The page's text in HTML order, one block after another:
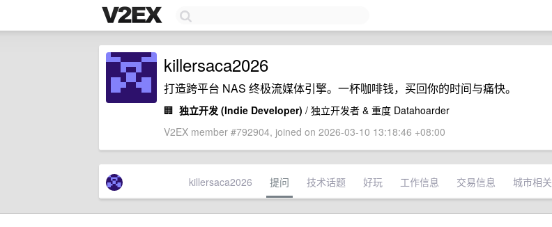
killersaca2026
打造跨平台 NAS 终极流媒体引擎。一杯咖啡钱，买回你的时间与痛快。
🏢 独立开发 (Indie Developer) / 独立开发者 & 重度 Datahoarder
V2EX member #792904, joined on 2026-03-10 13:18:46 +08:00
killersaca2026 提问 技术话题 好玩 工作信息 交易信息 城市相关